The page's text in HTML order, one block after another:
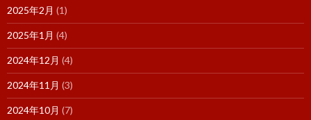
2025年2月 (1)
2025年1月 (4)
2024年12月 (4)
2024年11月 (3)
2024年10月 (7)